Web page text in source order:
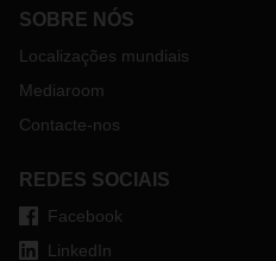
SOBRE NÓS
Localizações mundiais
Mediaroom
Contacte-nos
REDES SOCIAIS
Facebook
LinkedIn